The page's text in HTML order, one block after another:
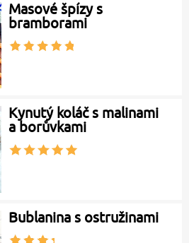
Masové špízy s
bramborami
Kynutý koláč s malinami
a borůvkami
Bublanina s ostružinami